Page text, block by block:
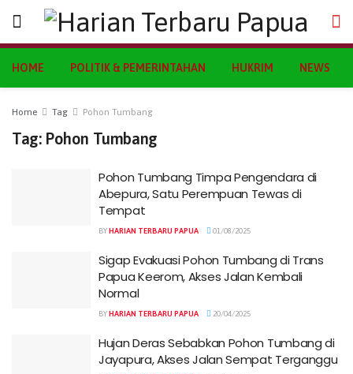
HOME POLITIK & PEMERINTAHAN HUKRIM NEWS
Home Tag Pohon Tumbang
Tag: Pohon Tumbang
Pohon Tumbang Timpa Pengendara di
Abepura, Satu Perempuan Tewas di
Tempat
BYHARIAN TERBARU PAPUA 01/08/2025
Sigap Evakuasi Pohon Tumbang di Trans
Papua Keerom, Akses Jalan Kembali
Normal
BYHARIAN TERBARU PAPUA 20/04/2025
Hujan Deras Sebabkan Pohon Tumbang di
Jayapura, Akses Jalan Sempat Terganggu